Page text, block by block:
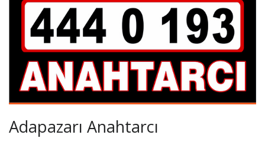
Adapazarı Anahtarcı